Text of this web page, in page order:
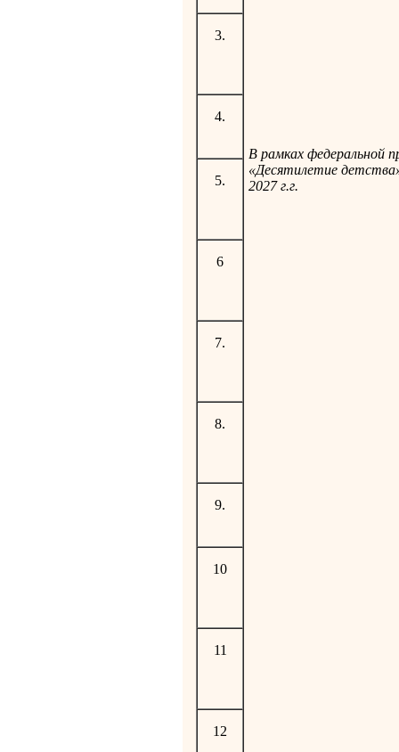
В рамках федеральной
«Десятилетие
2027 г.г.
3.
4.
5.
6
7.
8.
9.
10
11
12